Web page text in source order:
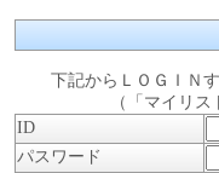
下記からＬＯＧＩＮ
（「マイリ
ID
パスワード